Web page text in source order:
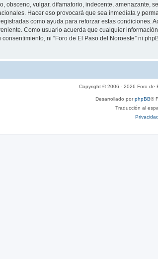
obsceno, vulgar, difamatorio, indecente, amenazante,
Hacer eso provocará que sea inmediata y
como ayuda para reforzar estas condiciones.
Como usuario acuerda que cualquier
ni “Foro de El Paso del Noroeste” ni
Copyright © 2006 - 2026 Foro de
Desarrollado porphpBB®
Traducción al
Privacidad